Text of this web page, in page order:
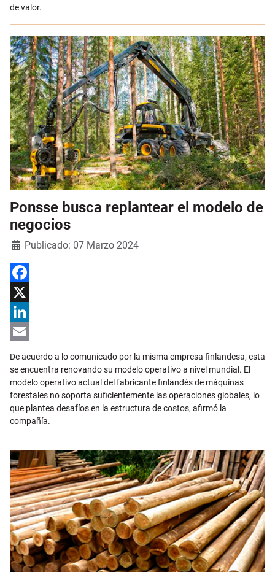
de valor.
Ponsse busca replantear el modelo de
negocios
Detalles
Publicado: 07 Marzo 2024
Facebook
X
LinkedIn
De acuerdo a lo comunicado por la misma empresa finlandesa, esta
se encuentra renovando su modelo operativo a nivel mundial. El
modelo operativo actual del fabricante finlandés de máquinas
forestales no soporta suficientemente las operaciones globales, lo
que plantea desafíos en la estructura de costos, afirmó la
compañía.